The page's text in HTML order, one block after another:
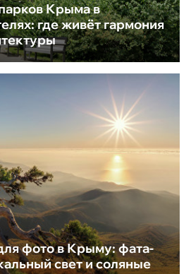
Крыма в
где живёт гармония
фото в Крыму: фата-
свет и соляные